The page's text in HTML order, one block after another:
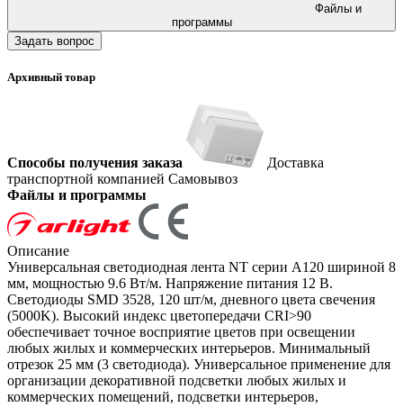
программы
Задать вопрос
Архивный товар
Способы получения заказа
Доставка
транспортной компанией Самовывоз
Файлы и программы
Описание
Универсальная светодиодная лента NT серии A120 шириной 8
мм, мощностью 9.6 Вт/м. Напряжение питания 12 В.
Светодиоды SMD 3528, 120 шт/м, дневного цвета свечения
(5000K). Высокий индекс цветопередачи CRI>90
обеспечивает точное восприятие цветов при освещении
любых жилых и коммерческих интерьеров. Минимальный
отрезок 25 мм (3 светодиода). Универсальное применение для
организации декоративной подсветки любых жилых и
коммерческих помещений, подсветки интерьеров,